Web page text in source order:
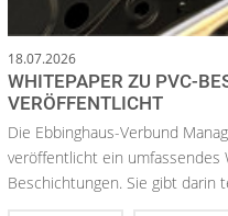
18.07.2026
WHITEPAPER ZU PVC-
VERÖFFENTLICHT
Die Ebbinghaus-Verbund
veröffentlicht ein umfassendes
Beschichtungen. Sie gibt darin